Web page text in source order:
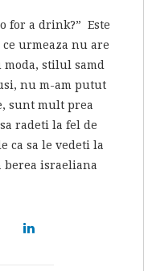
for a drink?” Este
ce urmeaza nu are
stilul samd
nu m-am putut
sunt mult prea
radeti la fel de
ca sa le vedeti la
berea israeliana